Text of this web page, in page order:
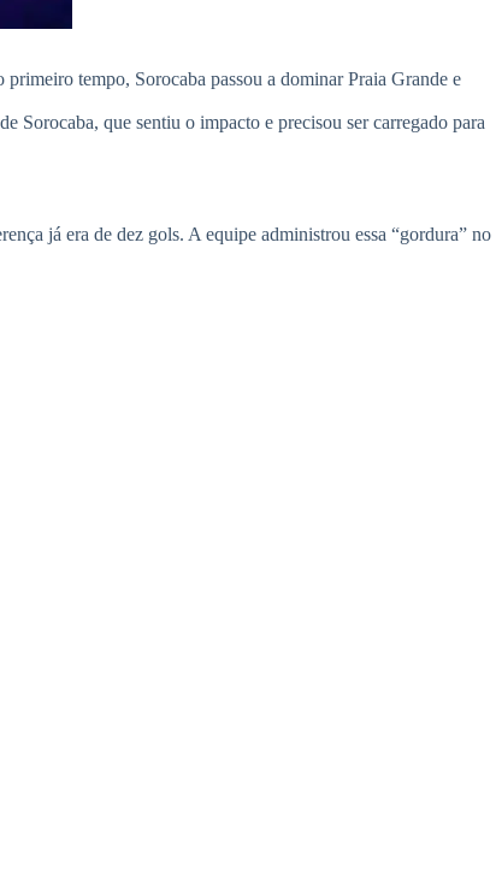
tempo, Sorocaba passou a dominar Praia Grande e
Sorocaba, que sentiu o impacto e precisou ser carregado para
já era de dez gols. A equipe administrou essa “gordura” no